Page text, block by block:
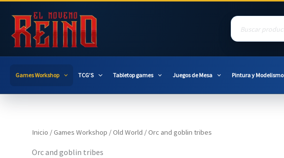
contenido
Products
search
Games Workshop TCG’S Tabletop games Juegos de Mesa Pintura y Modelismo
Inicio /Games Workshop /Old World / Orc and goblin tribes
Orc and goblin tribes